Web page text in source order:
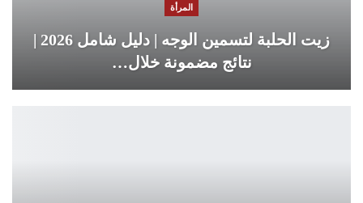
المرأة
زيت الحلبة لتسمين الوجه | دليل شامل 2026 |
نتائج مضمونة خلال…